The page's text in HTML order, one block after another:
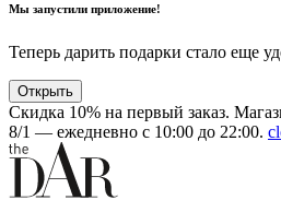
Мы запустили приложение!
Теперь дарить подарки стало еще
Открыть
Скидка 10% на первый заказ.
8/1 — ежедневно с 10:00 до 22:00.